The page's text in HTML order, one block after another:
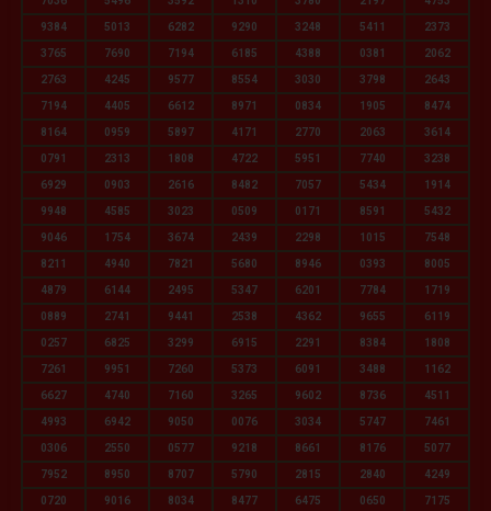
9384 5013 6282 9290 3248 5411 2373
3765 7690 7194 6185 4388 0381 2062
2763 4245 9577 8554 3030 3798 2643
7194 4405 6612 8971 0834 1905 8474
8164 0959 5897 4171 2770 2063 3614
0791 2313 1808 4722 5951 7740 3238
6929 0903 2616 8482 7057 5434 1914
9948 4585 3023 0509 0171 8591 5432
9046 1754 3674 2439 2298 1015 7548
8211 4940 7821 5680 8946 0393 8005
4879 6144 2495 5347 6201 7784 1719
0889 2741 9441 2538 4362 9655 6119
0257 6825 3299 6915 2291 8384 1808
7261 9951 7260 5373 6091 3488 1162
6627 4740 7160 3265 9602 8736 4511
4993 6942 9050 0076 3034 5747 7461
0306 2550 0577 9218 8661 8176 5077
7952 8950 8707 5790 2815 2840 4249
0720 9016 8034 8477 6475 0650 7175